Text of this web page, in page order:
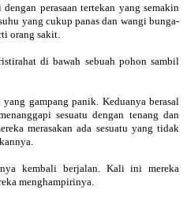
perasaan tertekan yang semakin
yang cukup panas dan wangi bunga-
orang sakit.
di bawah sebuah pohon sambil
gampang panik. Keduanya berasal
sesuatu dengan tenang dan
merasakan ada sesuatu yang tidak
kembali berjalan. Kali ini mereka
menghampirinya.